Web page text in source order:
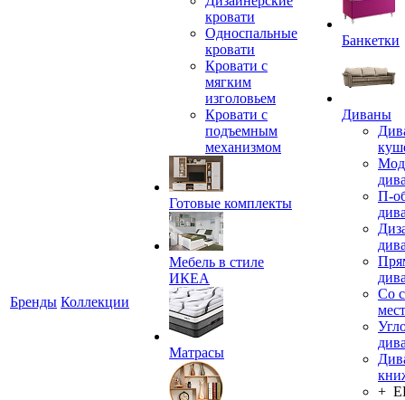
Бренды Коллекции
кровати
Односпальные
кровати
Кровати с
мягким
изголовьем
Кровати с
подъемным
механизмом
Готовые комплекты
Мебель в стиле
ИКЕА
Матрасы
Банкетки
Диваны
П-
Со
+